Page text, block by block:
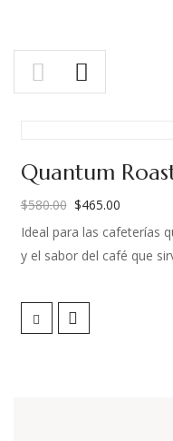
Quantum
$580.00
El
precio
original
$580.00.
$465.00
El
precio
actual
$465.00.
Ideal para las cafeterías
y el sabor del café que
Esta mezcla de tuestes
única de verdad. He